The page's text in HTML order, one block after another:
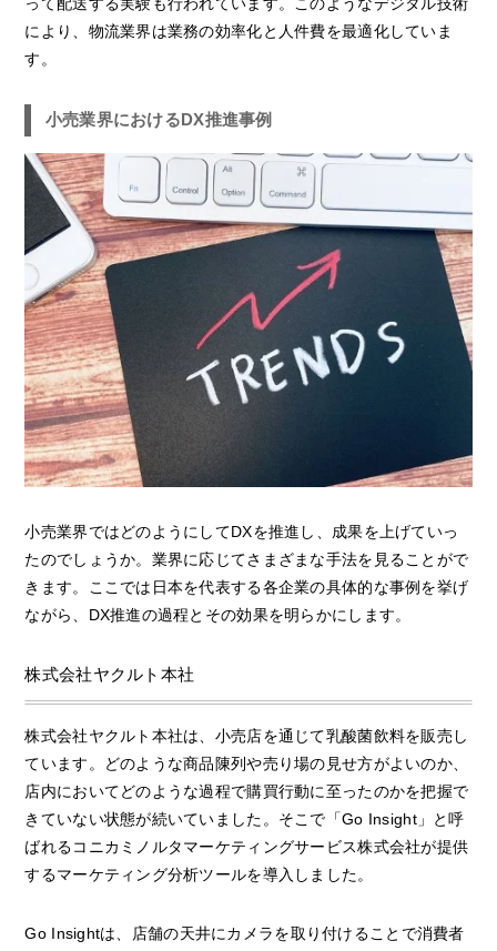
により、物流業界は業務の効率化と人件費を最適化していま
す。
小売業界におけるDX推進事例
小売業界ではどのようにしてDXを推進し、成果を上げていっ
たのでしょうか。業界に応じてさまざまな手法を見ることがで
きます。ここでは日本を代表する各企業の具体的な事例を挙げ
ながら、DX推進の過程とその効果を明らかにします。
株式会社ヤクルト本社
株式会社ヤクルト本社は、小売店を通じて乳酸菌飲料を販売し
ています。どのような商品陳列や売り場の見せ方がよいのか、
店内においてどのような過程で購買行動に至ったのかを把握で
きていない状態が続いていました。そこで「Go Insight」と呼
ばれるコニカミノルタマーケティングサービス株式会社が提供
するマーケティング分析ツールを導入しました。
Go Insightは、店舗の天井にカメラを取り付けることで消費者